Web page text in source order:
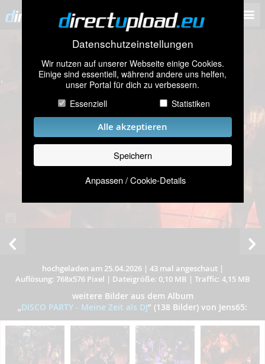
Datenschutzeinstellungen
Wir nutzen auf unserer Webseite einige Cookies.
Einige sind essentiell, während andere uns helfen,
unser Portal für dich zu verbessern.
Essenziell
Statistiken
Alle akzeptieren
Speichern
Anpassen / Cookie-Details
hochgeladen am 25.04.2026| 43 mal angeschaut|
Auflösung: 768x576 Pixel | Dateigröße: 0,10 MB | Traffic: 4,15 MB
weitere Bilder aus dem Album
„DISCO PARTY - Meine Zeit als DJ” (138 Bilder) von Jens65: